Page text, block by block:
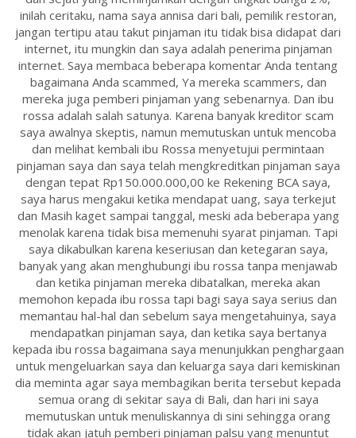
inilah ceritaku, nama saya annisa dari bali, pemilik restoran,
jangan tertipu atau takut pinjaman itu tidak bisa didapat dari
internet, itu mungkin dan saya adalah penerima pinjaman
internet. Saya membaca beberapa komentar Anda tentang
bagaimana Anda scammed, Ya mereka scammers, dan
mereka juga pemberi pinjaman yang sebenarnya. Dan ibu
rossa adalah salah satunya. Karena banyak kreditor scam
saya awalnya skeptis, namun memutuskan untuk mencoba
dan melihat kembali ibu Rossa menyetujui permintaan
pinjaman saya dan saya telah mengkreditkan pinjaman saya
dengan tepat Rp150.000.000,00 ke Rekening BCA saya,
saya harus mengakui ketika mendapat uang, saya terkejut
dan Masih kaget sampai tanggal, meski ada beberapa yang
menolak karena tidak bisa memenuhi syarat pinjaman. Tapi
saya dikabulkan karena keseriusan dan ketegaran saya,
banyak yang akan menghubungi ibu rossa tanpa menjawab
dan ketika pinjaman mereka dibatalkan, mereka akan
memohon kepada ibu rossa tapi bagi saya saya serius dan
memantau hal-hal dan sebelum saya mengetahuinya, saya
mendapatkan pinjaman saya, dan ketika saya bertanya
kepada ibu rossa bagaimana saya menunjukkan penghargaan
untuk mengeluarkan saya dan keluarga saya dari kemiskinan
dia meminta agar saya membagikan berita tersebut kepada
semua orang di sekitar saya di Bali, dan hari ini saya
memutuskan untuk menuliskannya di sini sehingga orang
tidak akan jatuh pemberi pinjaman palsu yang menuntut